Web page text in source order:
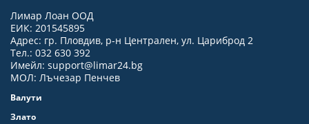
Лимар Лоан ООД
ЕИК: 201545895
Адрес: гр. Пловдив, р-н Централен, ул. Цариброд 2
Тел.: 032 630 392
Имейл: support@limar24.bg
МОЛ: Лъчезар Пенчев
Валути
Злато